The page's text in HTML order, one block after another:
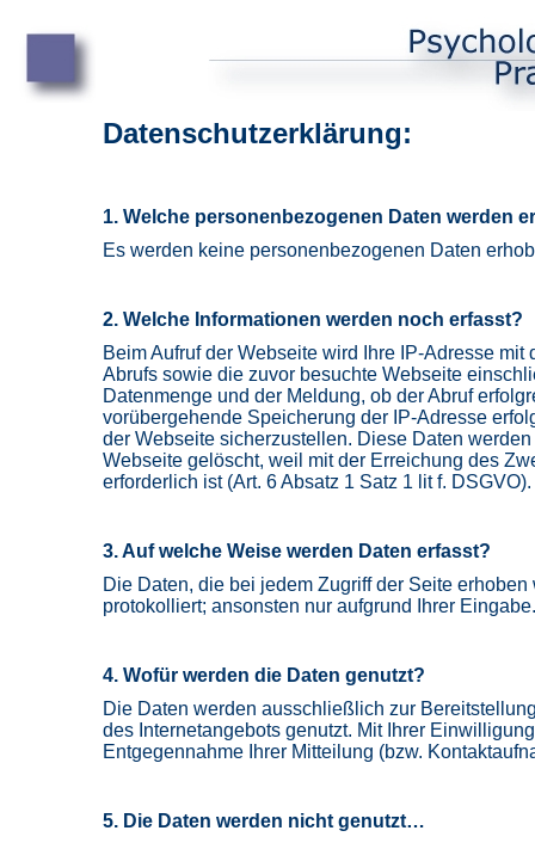
Datenschutzerklärung:
1. Welche personenbezogenen Daten werden
Es werden keine personenbezogenen Daten
2. Welche Informationen werden noch erfasst?
Beim Aufruf der Webseite wird Ihre IP-Adresse mit
Abrufs sowie die zuvor besuchte Webseite
Datenmenge und der Meldung, ob der Abruf
vorübergehende Speicherung der IP-Adresse
der Webseite sicherzustellen. Diese Daten
Webseite gelöscht, weil mit der Erreichung des
erforderlich ist (Art. 6 Absatz 1 Satz 1 lit f. DSGVO).
3. Auf welche Weise werden Daten erfasst?
Die Daten, die bei jedem Zugriff der Seite
protokolliert; ansonsten nur aufgrund Ihrer Eingabe.
4. Wofür werden die Daten genutzt?
Die Daten werden ausschließlich zur
des Internetangebots genutzt. Mit Ihrer
Entgegennahme Ihrer Mitteilung (bzw.
5. Die Daten werden nicht genutzt…